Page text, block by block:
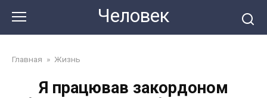
змісту
Человек
Главная » Жизнь
Я працював закордоном